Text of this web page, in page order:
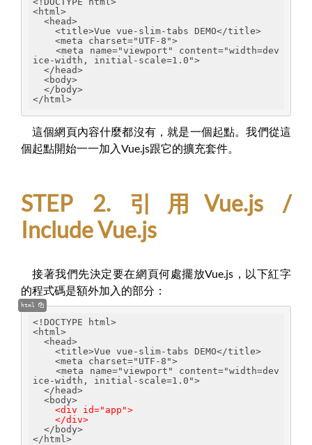
<html>
<head>
<title>Vue vue-slim-tabs DEMO</title>
<meta charset="UTF-8">
<meta name="viewport" content="width=dev
ice-width, initial-scale=1.0">
</head>
<body>
</body>
</html>
這個網頁內容什麼都沒有，就是一個起點。我們從這
個起點開始一一加入Vue.js跟它的擴充套件。
STEP 2. 引用Vue.js /
Include Vue.js
接著我們先決定要在網頁何處擺放Vue.js，以下紅字
的程式碼是額外加入的部分：
html
<!DOCTYPE html>
<html>
<head>
<title>Vue vue-slim-tabs DEMO</title>
<meta charset="UTF-8">
<meta name="viewport" content="width=dev
ice-width, initial-scale=1.0">
</head>
<body>
<div id="app">
</div>
</body>
</html>